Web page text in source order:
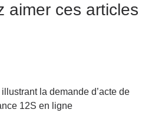
aimer ces articles